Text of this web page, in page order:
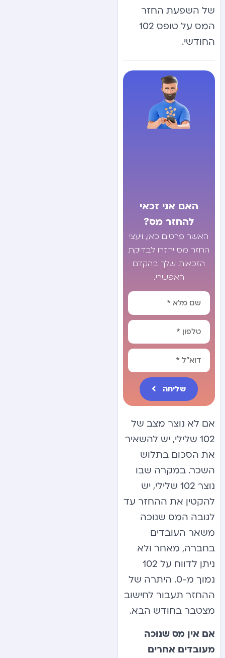
של השפעת החזר
המס על טופס 102
החודשי.
האם אני זכאי
להחזר מס?
האשר פרטים כאן, ויעצי
החזר מס יחזרו לבדיקת
הזכאות שלך בהקדם
האפשרי.
שליחה
Alternative:
אם לא נוצר מצב של
102 שלילי, יש להשאיר
את הסכום בתלוש
השכר. במקרה שבו
נוצר 102 שלילי, יש
להקטין את ההחזר עד
לגובה המס שנוכה
משאר העובדים
בחברה, מאחר ולא
ניתן לדווח על 102
נמוך מ-0. היתרה של
ההחזר תעבור לחישוב
מצטבר בחודש הבא.
אם אין מס שנוכה
מעובדים אחרים